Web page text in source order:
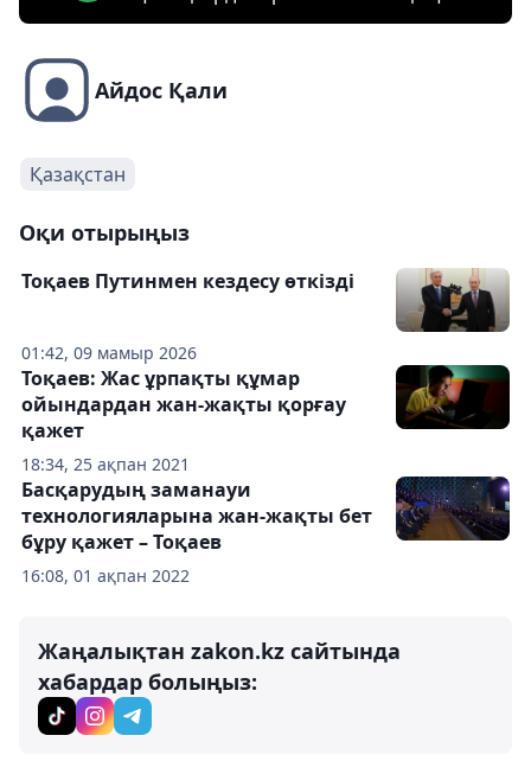
Айдос Қали
Қазақстан
Оқи отырыңыз
01:42, 09 мамыр 2026
Тоқаев Путинмен кездесу өткізді
18:34, 25 ақпан 2021
Тоқаев: Жас ұрпақты құмар
ойындардан жан-жақты қорғау
қажет
16:08, 01 ақпан 2022
Басқарудың заманауи
технологияларына жан-жақты бет
бұру қажет – Тоқаев
Жаңалықтан zakon.kz сайтында
хабардар болыңыз: